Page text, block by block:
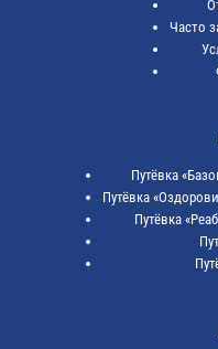
Часто
Путёвка
Путёвка
Путёвка